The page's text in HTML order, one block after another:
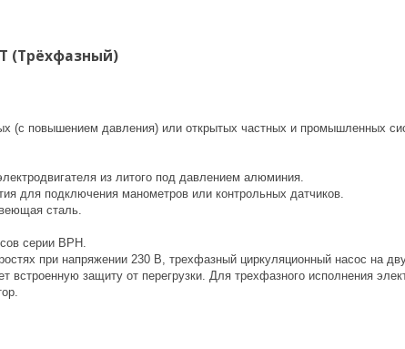
(Трёхфазный)
(с повышением давления) или открытых частных и промышленных
из литого под давлением алюминия.
для подключения манометров или контрольных датчиков.
сталь.
серии BPH.
при напряжении 230 В, трехфазный циркуляционный насос на
защиту от перегрузки. Для трехфазного исполнения